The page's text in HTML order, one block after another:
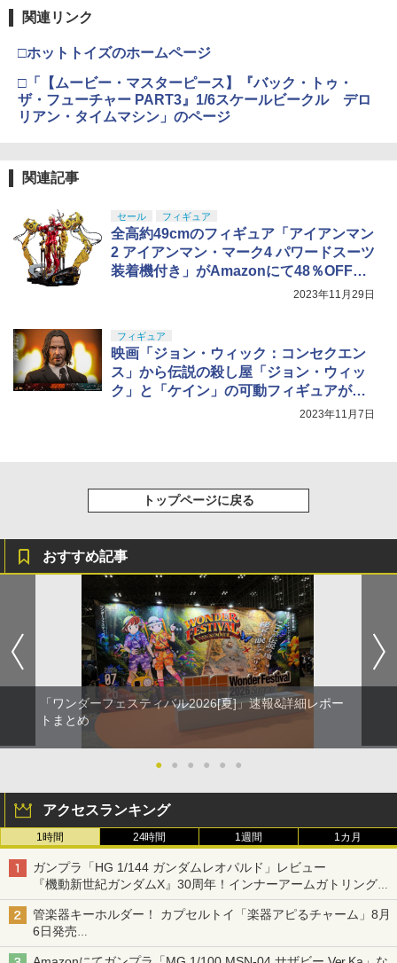
BANDAI SPIRITS(バンダイ スピリッツ)
30MM xEXM-000 ゼノヴァルト 1/144ス
ケール 色分け済みプラモデル
ロモデラー共同開発】 超極細 ガラスヤ
スリ ５点セット ガンプラ プラモデル ゲ
ート処理 模型 フィギュア［知的財産権
登録済］ verty-s
4
￥3,815
5
クラウンモデル AK47 10歳以上 エアー
型用接着剤 87003
￥184
￥710
関連リンク
□ホットトイズのホームページ
□「【ムービー・マスターピース】『バック・トゥ・
ザ・フューチャー PART3』1/6スケールビークル デロ
リアン・タイムマシン」のページ
関連記事
セール フィギュア
全高約49cmのフィギュア「アイアンマン
2 アイアンマン・マーク4 パワードスーツ
装着機付き」がAmazonにて48％OFFで
2023年11月29日
フィギュア
映画「ジョン・ウィック：コンセクエン
ス」から伝説の殺し屋「ジョン・ウィッ
ク」と「ケイン」の可動フィギュアがホ
ットトイズより登場！ 予約受付開始
2023年11月7日
トップページに戻る
おすすめ記事
「ワンダーフェスティバル2026[夏]」速報&詳細レポー
トまとめ
● ● ● ● ● ●
アクセスランキング
1時間 24時間 1週間 1カ月
ガンプラ「HG 1/144 ガンダムレオパルド」レビュー
『機動新世紀ガンダムX』30周年！インナーアームガトリングの
変形機構まで再現し最新フォーマットでキット化！
管楽器キーホルダー！ カプセルトイ「楽器アピるチャーム」8月
6日発売
チューバ、テナサクなど5種各3色